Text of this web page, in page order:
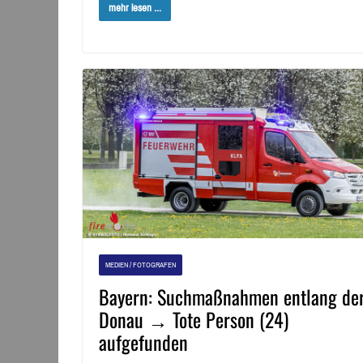
mehr lesen ...
MEDIEN / FOTOGRAFEN
Bayern: Suchmaßnahmen entlang
Donau → Tote Person (24)
aufgefunden